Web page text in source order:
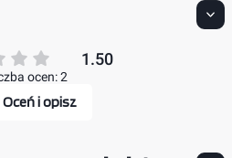
1.50
ocen: 2
Oceń i opisz